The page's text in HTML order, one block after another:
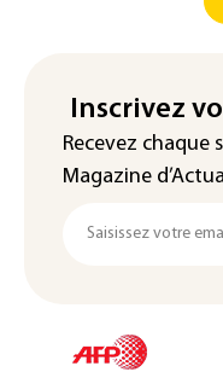
Inscrivez
Recevez chaque
Magazine